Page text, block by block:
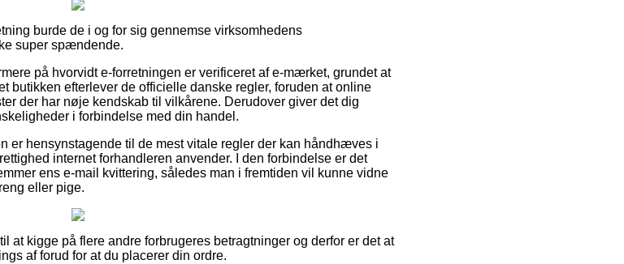
burde de i og for sig gennemse virksomhedens
super spændende.
på hvorvidt e-forretningen er verificeret af e-mærket, grundet at
butikken efterlever de officielle danske regler, foruden at online
der har nøje kendskab til vilkårene. Derudover giver det dig
i forbindelse med din handel.
er hensynstagende til de mest vitale regler der kan håndhæves i
internet forhandleren anvender. I den forbindelse er det
ens e-mail kvittering, således man i fremtiden vil kunne vidne
eller pige.
at kigge på flere andre forbrugeres betragtninger og derfor er det at
af forud for at du placerer din ordre.